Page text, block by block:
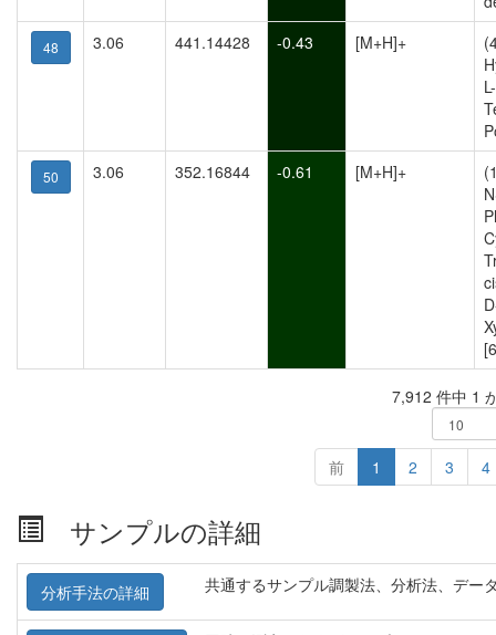
48 3.06 441.14428 -0.43 [M+H]+
50 3.06 352.16844 -0.61 [M+H]+
7,912 件中 1
前 1 2 3 4
サンプルの詳細
分析手法の詳細 共通するサンプル調製法、分析法、デー